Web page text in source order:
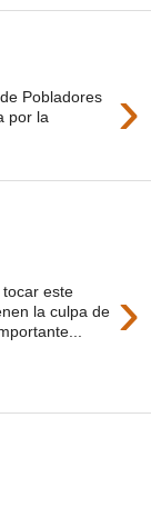
›
Pobladores
por la
›
este
la culpa de